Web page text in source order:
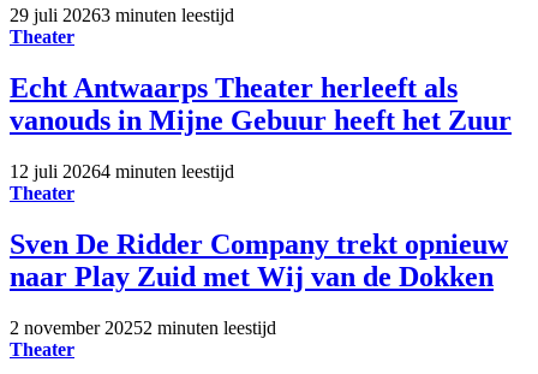
29 juli 20263 minuten leestijd
Theater
Echt Antwaarps Theater herleeft als
vanouds in Mijne Gebuur heeft het Zuur
12 juli 20264 minuten leestijd
Theater
Sven De Ridder Company trekt opnieuw
naar Play Zuid met Wij van de Dokken
2 november 20252 minuten leestijd
Theater